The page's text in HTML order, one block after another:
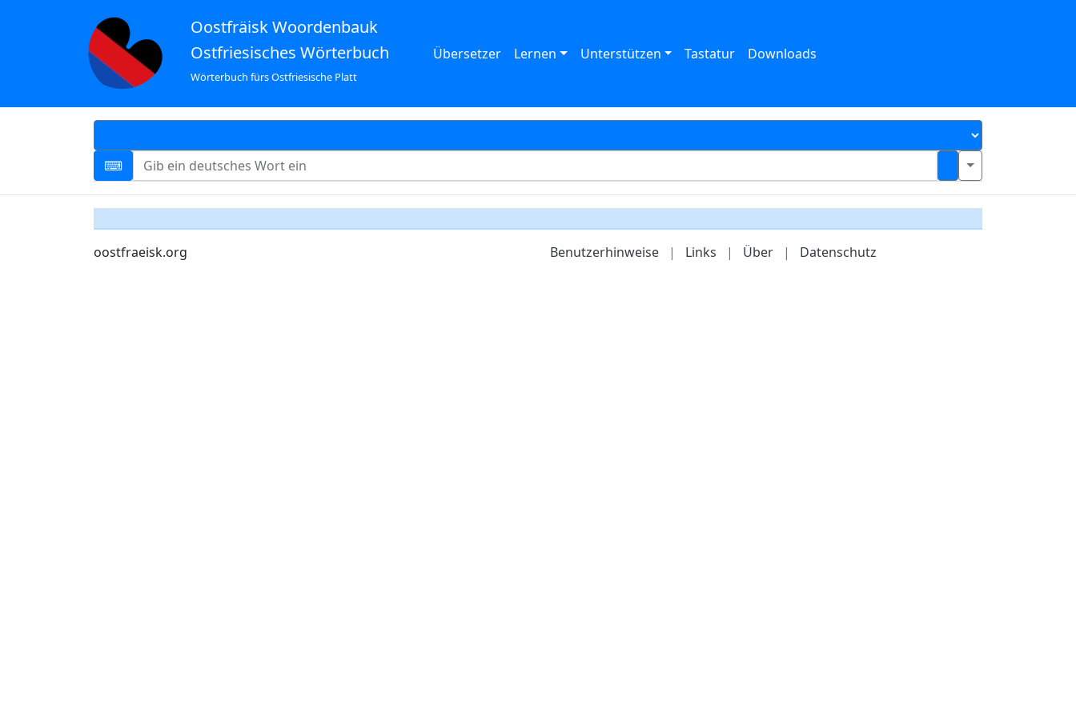
Oostfräisk Woordenbauk
Ostfriesisches Wörterbuch
Wörterbuch fürs Ostfriesische Platt
Übersetzer Lernen Unterstützen Tastatur Downloads
oostfraeisk.org Benutzerhinweise | Links | Über | Datenschutz